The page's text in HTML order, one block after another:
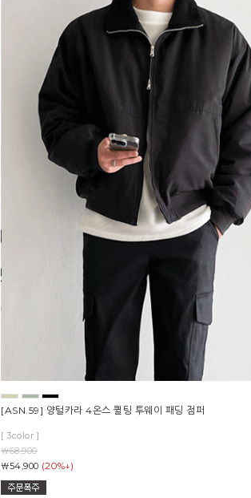
[ASN.59] 양털카라 4온스 퀼팅 투웨이 패딩 점퍼
[ 3color ]
￦68,900
￦54,900 (20%↓)